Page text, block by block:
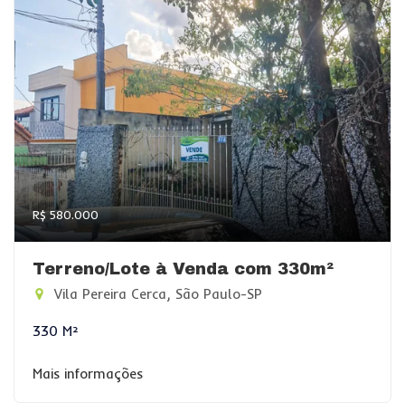
R$ 580.000
Terreno/Lote à Venda com 330m²
Vila Pereira Cerca, São Paulo-SP
330 M²
Mais informações